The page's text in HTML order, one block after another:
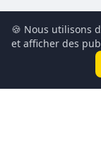
🍪 Nous utilisons
et afficher des